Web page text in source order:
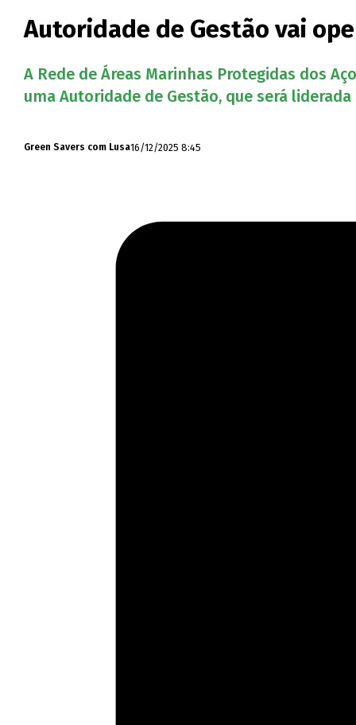
Autoridade de Gestão vai
A Rede de Áreas Marinhas Protegidas dos
uma Autoridade de Gestão, que será
Green Savers com Lusa16/12/2025 8:45